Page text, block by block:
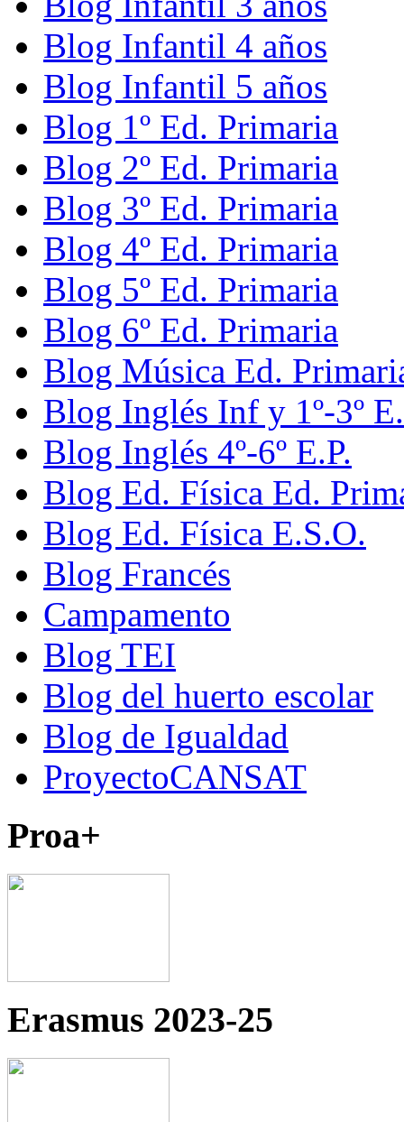
Blog Infantil 4 años
Blog Infantil 5 años
Blog 1º Ed. Primaria
Blog 2º Ed. Primaria
Blog 3º Ed. Primaria
Blog 4º Ed. Primaria
Blog 5º Ed. Primaria
Blog 6º Ed. Primaria
Blog Música Ed.
Blog Inglés Inf y 1º-3º
Blog Inglés 4º-6º E.P.
Blog Ed. Física Ed.
Blog Ed. Física E.S.O.
Blog Francés
Campamento
Blog TEI
Blog del huerto escolar
Blog de Igualdad
ProyectoCANSAT
Proa+
Erasmus 2023-25